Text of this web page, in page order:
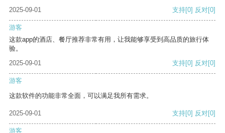
2025-09-01 支持[0] 反对[0]
游客
这款app的酒店、餐厅推荐非常有用，让我能够享受到高品质的旅行体
验。
2025-09-01
支持[0] 反对[0]
游客
这款软件的功能非常全面，可以满足我所有需求。
2025-09-01 支持[0] 反对[0]
游客